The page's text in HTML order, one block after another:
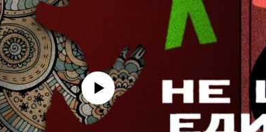
No media source currently available